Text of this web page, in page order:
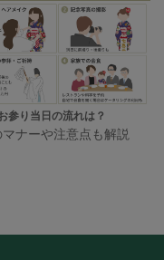
参り当日の流れは？
ナーや注意点も解説